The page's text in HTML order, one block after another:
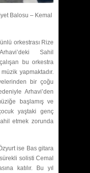
Balosu – Kemal
orkestrası Rize
Sahil
bu orkestra
yapmaktadır.
bir çoğu
Arhavi’den
başlamış ve
yaştaki genç
etmek zorunda
ise Bas gitara
solisti Cemal
katılır. Bu yıl